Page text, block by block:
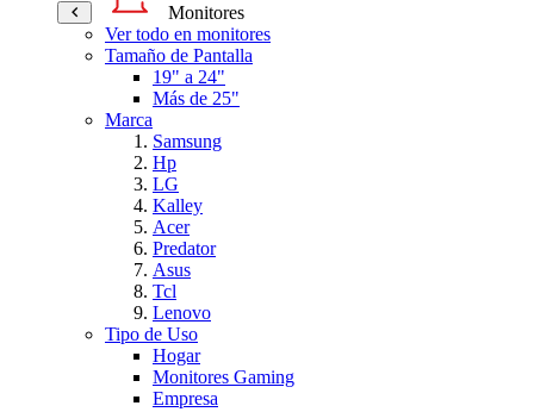
Monitores
Ver todo en monitores
Tamaño de Pantalla
19" a 24"
Más de 25"
Marca
Samsung
Hp
LG
Kalley
Acer
Predator
Asus
Tcl
Lenovo
Tipo de Uso
Hogar
Monitores Gaming
Empresa